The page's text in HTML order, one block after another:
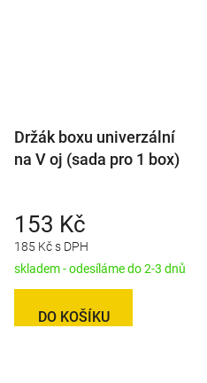
Držák boxu univerzální
na V oj (sada pro 1 box)
185 Kč s DPH
153 Kč
skladem - odesíláme do 2-3 dnů
DO KOŠÍKU